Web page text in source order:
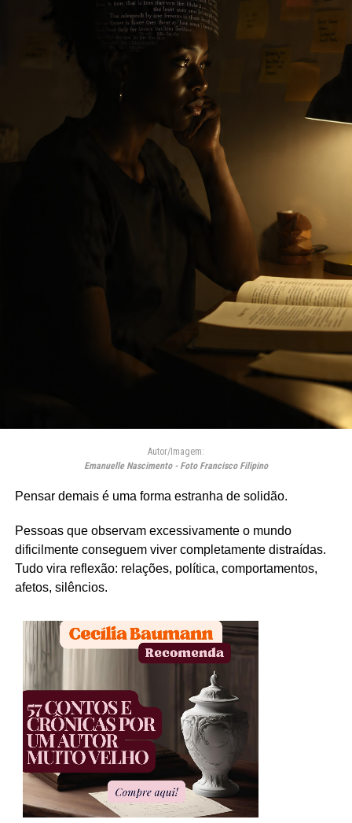
Autor/Imagem:
Emanuelle Nascimento - Foto Francisco Filipino
Pensar demais é uma forma estranha de solidão.
Pessoas que observam excessivamente o mundo
dificilmente conseguem viver completamente distraídas.
Tudo vira reflexão: relações, política, comportamentos,
afetos, silêncios.